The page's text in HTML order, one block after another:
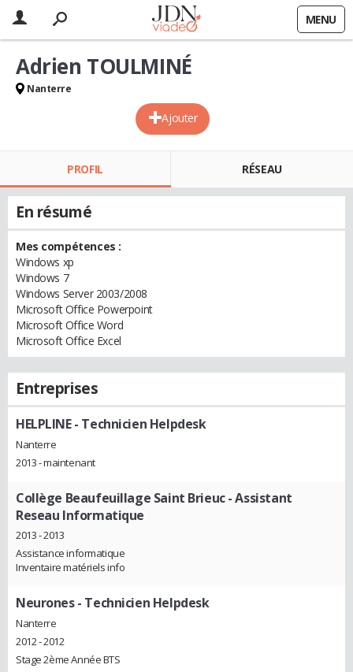
MENU
Ajouter
Adrien TOULMINÉ
Nanterre
PROFIL RÉSEAU
En résumé
Mes compétences :
Windows xp
Windows 7
Windows Server 2003/2008
Microsoft Office Powerpoint
Microsoft Office Word
Microsoft Office Excel
Entreprises
HELPLINE- Technicien Helpdesk
Nanterre
2013 - maintenant
Collège Beaufeuillage Saint Brieuc- Assistant
Reseau Informatique
2013 - 2013
Assistance informatique
Inventaire matériels info
Neurones- Technicien Helpdesk
Nanterre
2012 - 2012
Stage 2ème Année BTS